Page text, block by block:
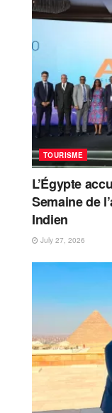
TOURISME
L’Égypte
Semaine de
Indien
July 27, 2026